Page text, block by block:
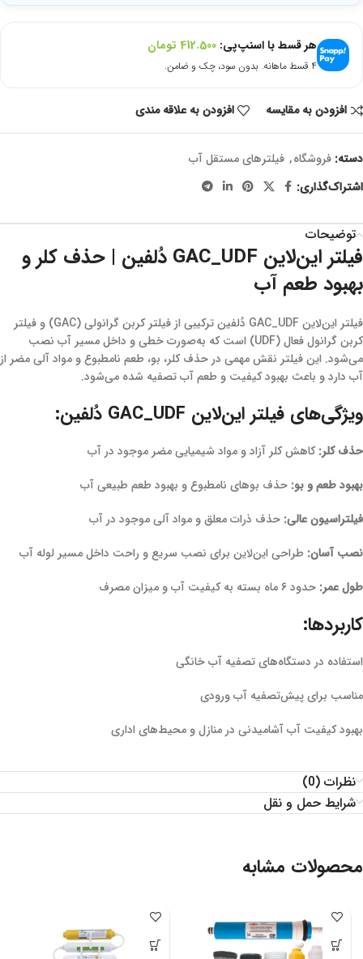
هر قسط با اسنپ‌پی: 412.500 تومان
۴ قسط ماهانه. بدون سود، چک و ضامن.
افزودن به مقایسه افزودن به علاقه مندی
دسته: فروشگاه, فیلترهای مستقل آب
اشتراک‌گذاری:
توضیحات
فیلتر این‌لاین GAC_UDF دُلفین | حذف کلر و
بهبود طعم آب
فیلتر این‌لاین GAC_UDF دُلفین ترکیبی از فیلتر کربن گرانولی (GAC) و فیلتر
کربن گرانول فعال (UDF) است که به‌صورت خطی و داخل مسیر آب نصب
می‌شود. این فیلتر نقش مهمی در حذف کلر، بو، طعم نامطبوع و مواد آلی مضر از
آب دارد و باعث بهبود کیفیت و طعم آب تصفیه شده می‌شود.
ویژگی‌های فیلتر این‌لاین GAC_UDF دُلفین:
حذف کلر:کاهش کلر آزاد و مواد شیمیایی مضر موجود در آب
بهبود طعم و بو: حذف بوهای نامطبوع و بهبود طعم طبیعی آب
فیلتراسیون عالی: حذف ذرات معلق و مواد آلی موجود در آب
نصب آسان: طراحی این‌لاین برای نصب سریع و راحت داخل مسیر لوله آب
طول عمر: حدود ۶ ماه بسته به کیفیت آب و میزان مصرف
کاربردها:
استفاده در دستگاه‌های تصفیه آب خانگی
مناسب برای پیش‌تصفیه آب ورودی
بهبود کیفیت آب آشامیدنی در منازل و محیط‌های اداری
نظرات (0)
شرایط حمل و نقل
محصولات مشابه